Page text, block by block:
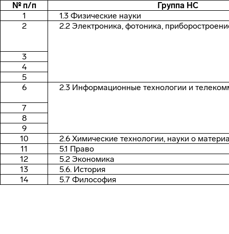
№ п/п
Группа НС
1
1.3 Физические науки
2
2.2 Электроника, фотоника,
3
4
5
6
2.3 Информационные технологии и
7
8
9
10
2.6 Химические технологии, науки о
11
5.1 Право
12
5.2 Экономика
13
5.6. История
14
5.7 Философия